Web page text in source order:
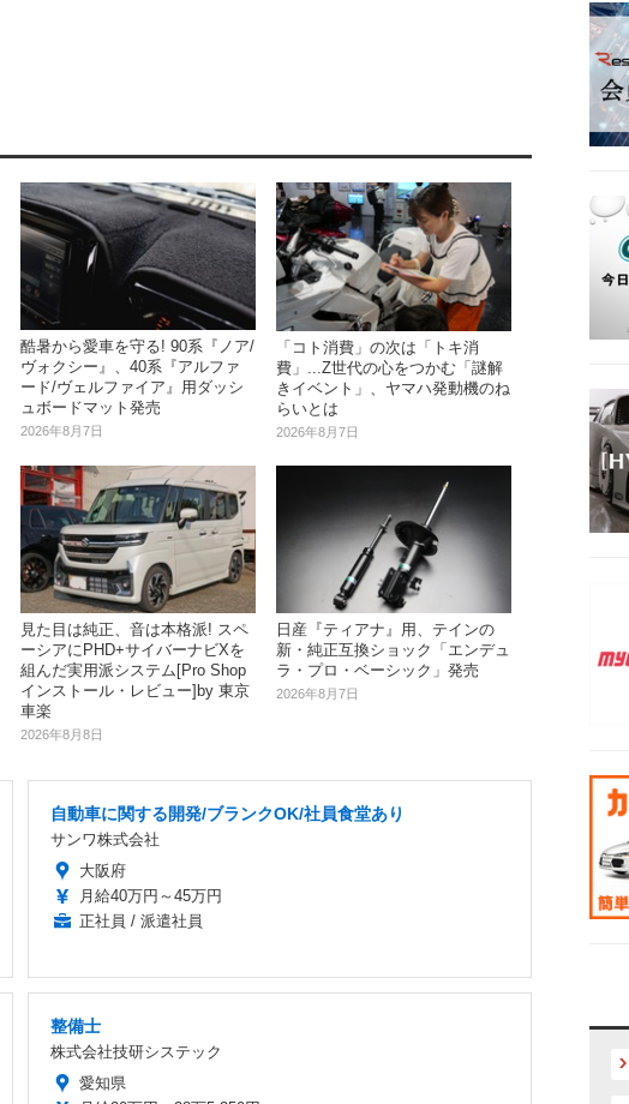
酷暑から愛車を守る! 90系『ノア/
ヴォクシー』、40系『アルファ
ード/ヴェルファイア』用ダッシ
ュボードマット発売
2026年8月7日
「コト消費」の次は「トキ消
費」...Z世代の心をつかむ「謎解
きイベント」、ヤマハ発動機のね
らいとは
2026年8月7日
見た目は純正、音は本格派! スペ
ーシアにPHD+サイバーナビXを
組んだ実用派システム[Pro Shop
インストール・レビュー]by 東京
車楽
2026年8月8日
日産『ティアナ』用、テインの
新・純正互換ショック「エンデュ
ラ・プロ・ベーシック」発売
2026年8月7日
自動車に関する開発/ブランクOK/社員食堂あり
サンワ株式会社
大阪府
月給40万円～45万円
正社員 / 派遣社員
整備士
株式会社技研システック
愛知県